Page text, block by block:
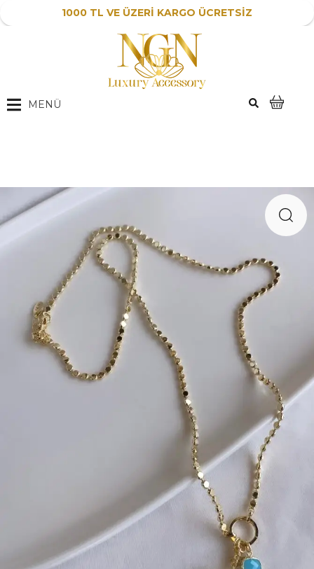
1000 TL VE ÜZERİ KARGO ÜCRETSİZ
MENÜ